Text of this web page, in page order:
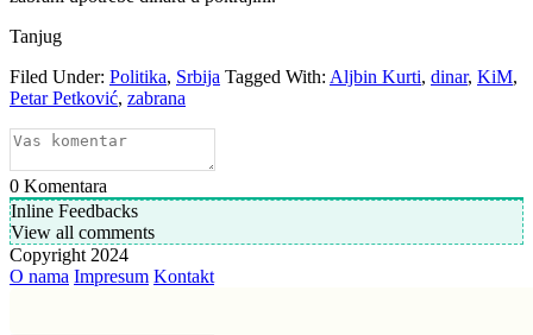
Tanjug
Filed Under: Politika, Srbija Tagged With: Aljbin Kurti, dinar, KiM,
Petar Petković, zabrana
0 Komentara
Inline Feedbacks
View all comments
Copyright 2024
O nama Impresum Kontakt